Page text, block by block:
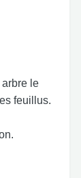
le
feuillus.